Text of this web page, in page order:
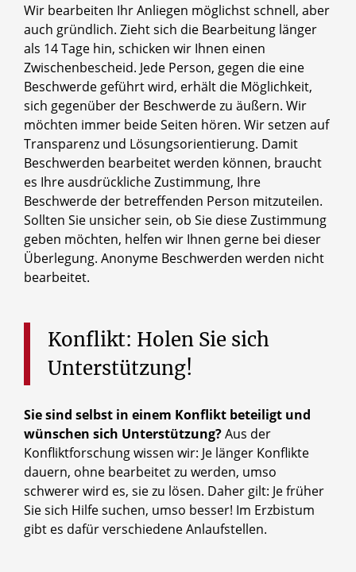
Wir bearbeiten Ihr Anliegen möglichst schnell, aber
auch gründlich. Zieht sich die Bearbeitung länger
als 14 Tage hin, schicken wir Ihnen einen
Zwischenbescheid. Jede Person, gegen die eine
Beschwerde geführt wird, erhält die Möglichkeit,
sich gegenüber der Beschwerde zu äußern. Wir
möchten immer beide Seiten hören. Wir setzen auf
Transparenz und Lösungsorientierung. Damit
Beschwerden bearbeitet werden können, braucht
es Ihre ausdrückliche Zustimmung, Ihre
Beschwerde der betreffenden Person mitzuteilen.
Sollten Sie unsicher sein, ob Sie diese Zustimmung
geben möchten, helfen wir Ihnen gerne bei dieser
Überlegung. Anonyme Beschwerden werden nicht
bearbeitet.
Konflikt: Holen Sie sich
Unterstützung!
Sie sind selbst in einem Konflikt beteiligt und
wünschen sich Unterstützung?Aus der
Konfliktforschung wissen wir: Je länger Konflikte
dauern, ohne bearbeitet zu werden, umso
schwerer wird es, sie zu lösen. Daher gilt: Je früher
Sie sich Hilfe suchen, umso besser! Im Erzbistum
gibt es dafür verschiedene Anlaufstellen.